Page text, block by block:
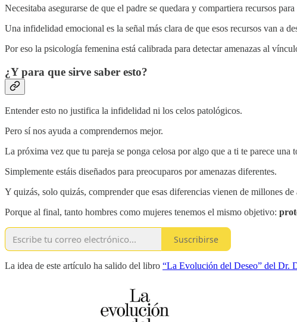
Necesitaba asegurarse de que el padre se quedara y compartiera recursos
Una infidelidad emocional es la señal más clara de que esos recursos van a
Por eso la psicología femenina está calibrada para detectar amenazas al
¿Y para que sirve saber esto?
Entender esto no justifica la infidelidad ni los celos patológicos.
Pero sí nos ayuda a comprendernos mejor.
La próxima vez que tu pareja se ponga celosa por algo que a ti te parece una
Simplemente estáis diseñados para preocuparos por amenazas diferentes.
Y quizás, solo quizás, comprender que esas diferencias vienen de millones
Porque al final, tanto hombres como mujeres tenemos el mismo objetivo:
Suscribirse
La idea de este artículo ha salido del libro “La Evolución del Deseo” del Dr.